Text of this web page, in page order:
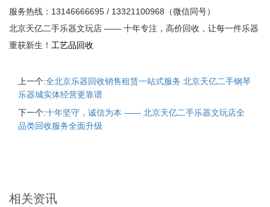
服务热线：13146666695 / 13321100968（微信同号）
北京天亿二手乐器文玩店 —— 十年专注，高价回收，让每一件乐器
重获新生！ 工艺品回收
上一个:全北京乐器回收销售租赁一站式服务 北京天亿二手钢琴
乐器城实体经营更靠谱
下一个:十年坚守，诚信为本 —— 北京天亿二手乐器文玩店全
品类回收服务全面升级
相关资讯